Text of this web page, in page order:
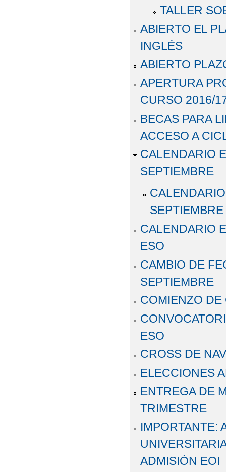
TALLER
ABIERTO EL
INGLÉS
ABIERTO
APERTURA
CURSO 2016/
BECAS PARA
ACCESO A
CALENDARIO
SEPTIEMBRE
SEPTIEMBRE
CALENDARIO
ESO
CAMBIO DE
SEPTIEMBRE
COMIENZO DE
ESO
CROSS DE
ELECCIONES
ENTREGA DE
TRIMESTRE
IMPORTANTE:
ADMISIÓN EOI